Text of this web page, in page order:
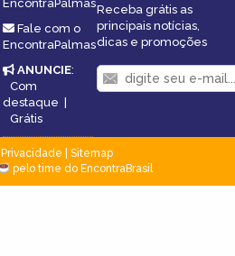
EncontraPalmas
Fale com o
EncontraPalmas
ANUNCIE:
Com
destaque |
Grátis
Receba grátis as
principais notícias,
dicas e promoções
Privacidade
Sitemap
pelo time do EncontraBrasil